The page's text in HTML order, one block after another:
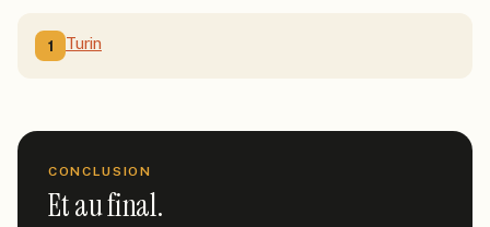
1 Turin
CONCLUSION
Et au final.